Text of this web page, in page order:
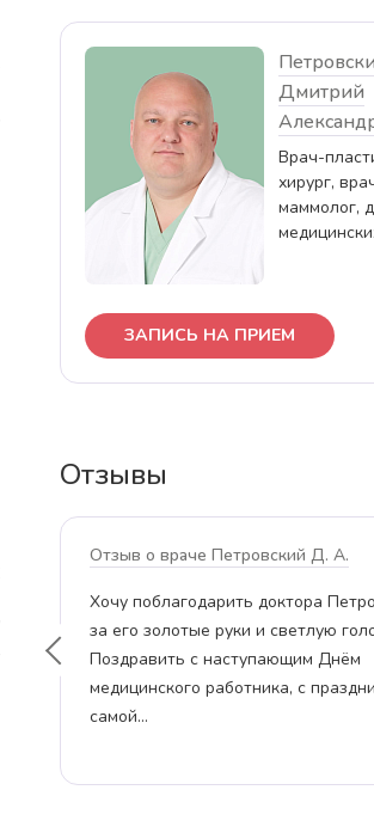
Дмитрий
Врач-
хирург,
маммолог,
ЗАПИСЬ НА ПРИЕМ
Отзывы
Отзыв о враче Петровский Д. А.
Хочу поблагодарить доктора
за его золотые руки и светлую
Поздравить с наступающим Днём
медицинского работника, с
самой…